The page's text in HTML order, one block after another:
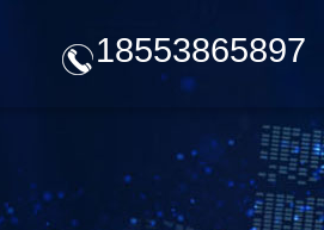
18553865897